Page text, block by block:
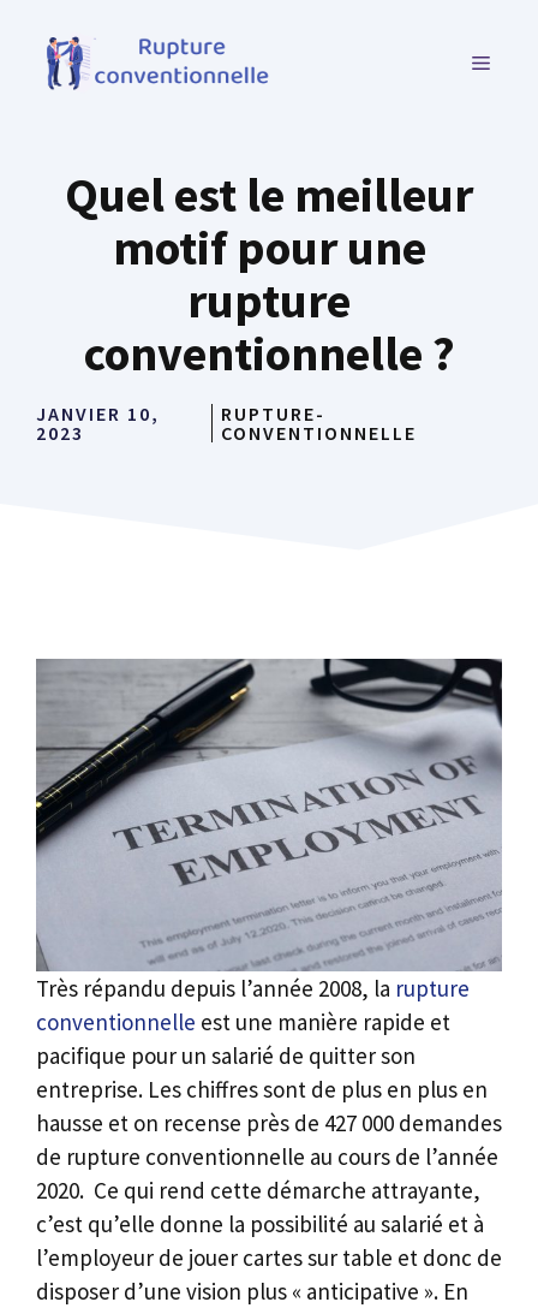
contenu
MENU
Quel est le meilleur
motif pour une
rupture
conventionnelle ?
JANVIER 10,
2023
RUPTURE-
CONVENTIONNELLE
Très répandu depuis l’année 2008, la rupture
conventionnelle est une manière rapide et
pacifique pour un salarié de quitter son
entreprise. Les chiffres sont de plus en plus en
hausse et on recense près de 427 000 demandes
de rupture conventionnelle au cours de l’année
2020. Ce qui rend cette démarche attrayante,
c’est qu’elle donne la possibilité au salarié et à
l’employeur de jouer cartes sur table et donc de
disposer d’une vision plus « anticipative ». En